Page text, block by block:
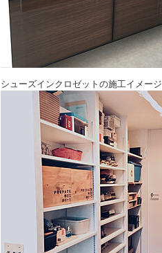
シューズインクロゼットの施工イメージ